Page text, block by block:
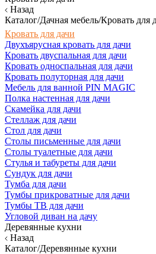
Назад
Каталог/Дачная мебель/Кровать для
Кровать для дачи
Двухъярусная кровать для дачи
Кровать двуспальная для дачи
Кровать односпальная для дачи
Кровать полуторная для дачи
Мебель для ванной PIN MAGIC
Полка настенная для дачи
Скамейка для дачи
Стеллаж для дачи
Стол для дачи
Столы письменные для дачи
Столы туалетные для дачи
Стулья и табуреты для дачи
Сундук для дачи
Тумба для дачи
Тумбы прикроватные для дачи
Тумбы ТВ для дачи
Угловой диван на дачу
Деревянные кухни
Назад
Каталог/Деревянные кухни